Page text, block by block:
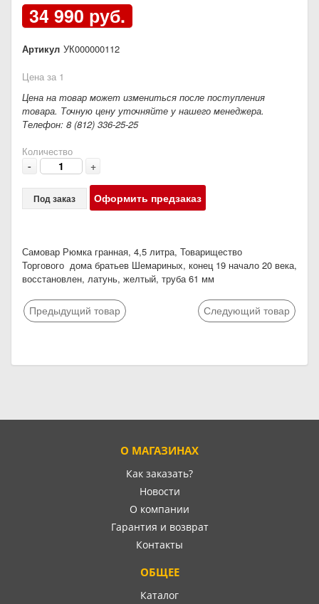
34 990 руб.
Артикул УК000000112
Цена за 1
Цена на товар может измениться после поступления
товара. Точную цену уточняйте у нашего менеджера.
Телефон: 8 (812) 336-25-25
Количество
- +
Под заказ Оформить предзаказ
Самовар Рюмка гранная, 4,5 литра, Товарищество
Торгового дома братьев Шемариных, конец 19 начало 20 века,
восстановлен, латунь, желтый, труба 61 мм
Предыдущий товар Следующий товар
О МАГАЗИНАХ
Как заказать?
Новости
О компании
Гарантия и возврат
Контакты
ОБЩЕЕ
Каталог